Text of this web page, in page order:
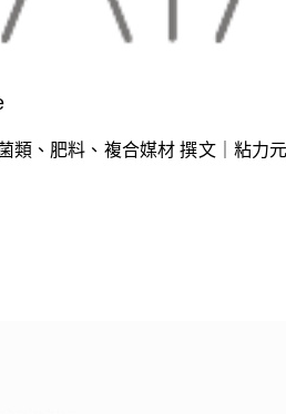
類、肥料、複合媒材 撰文｜粘力元